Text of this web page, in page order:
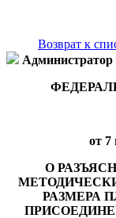
Возврат к
Администратор
от 7
О
РАЗМЕРА